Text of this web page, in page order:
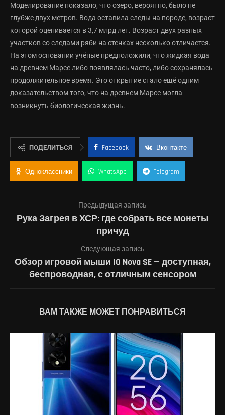
Моделирование показало, что озеро, вероятно, было не
глубже двух метров. Вода оставила следы на породе, возраст
которой оценивается в 3,7 млрд лет. Возраст двух разных
участков со следами ряби на стенках несколько отличается.
На этом основании учёные предположили, что жидкая вода
на древнем Марсе либо появлялась часто, либо сохранялась
продолжительное время. Это открытие стало ещё одним
доказательством того, что на древнем Марсе могла
возникнуть биологическая жизнь.
ПОДЕЛИТЬСЯ Facebook Вконтакте
Одноклассники WhatsApp Telegram
Предыдущая запись
Рука Загрея в ХСР: где собрать все монеты
причуд
Следующая запись
Обзор игровой мыши IO Nova SE — доступная,
беспроводная, с отличным сенсором
ВАМ ТАКЖЕ МОЖЕТ ПОНРАВИТЬСЯ